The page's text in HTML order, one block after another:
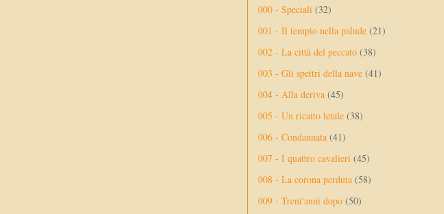
000 - Speciali (32)
001 - Il tempio nella palude (21)
002 - La città del peccato (38)
003 - Gli spettri della nave (41)
004 - Alla deriva (45)
005 - Un ricatto letale (38)
006 - Condannata (41)
007 - I quattro cavalieri (45)
008 - La corona perduta (58)
009 - Trent'anni dopo (50)